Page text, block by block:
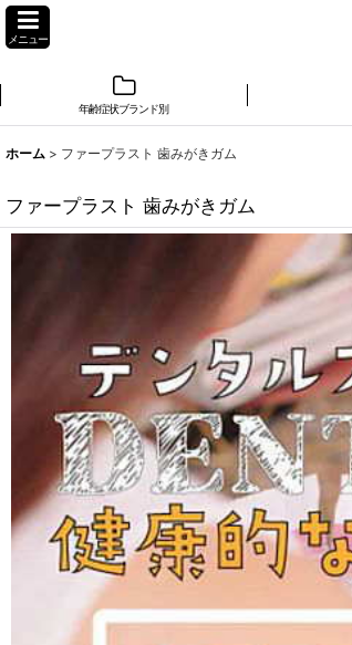
メニュー
年齢症状ブランド別
ホーム > ファープラスト 歯みがきガム
ファープラスト 歯みがきガム